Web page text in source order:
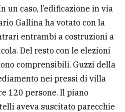
un caso, l’edificazione in via
Gallina ha votato con la
entrambi a costruzioni a
Del resto con le elezioni
comprensibili. Guzzi della
nei pressi di villa
120 persone. Il piano
aveva suscitato parecchie